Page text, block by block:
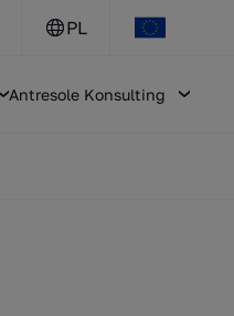
PL
Antresole Konsulting